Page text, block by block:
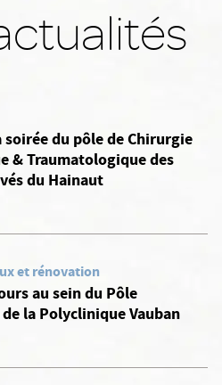
soirée du pôle de Chirurgie
& Traumatologique des
du Hainaut
et rénovation
au sein du Pôle
la Polyclinique Vauban